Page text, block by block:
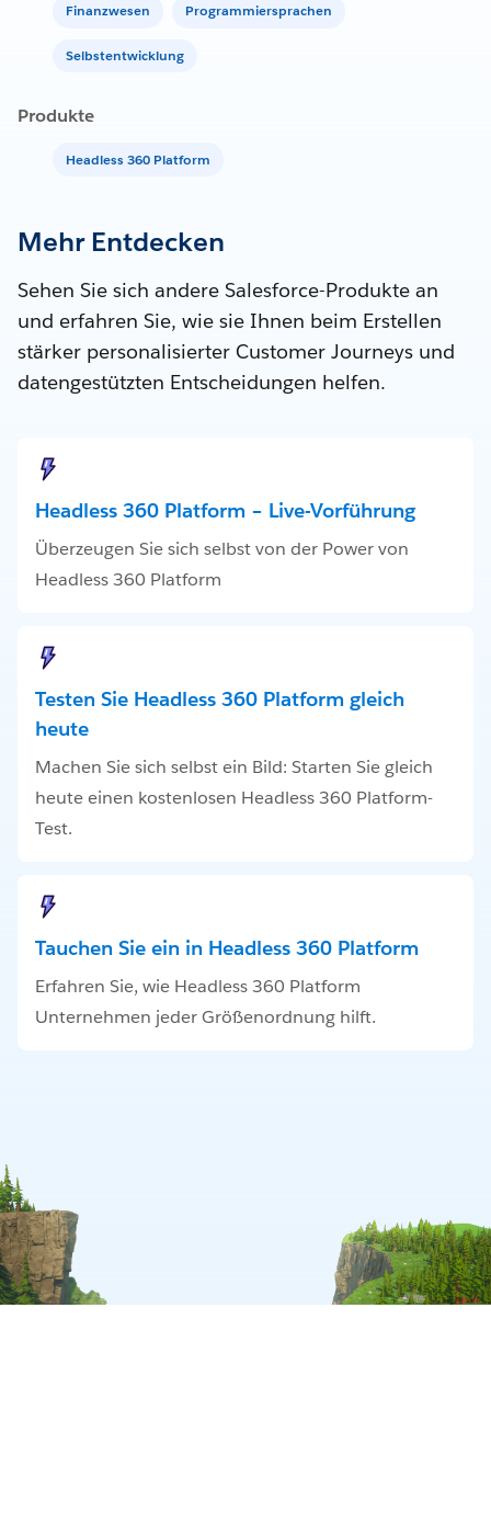
Finanzwesen Programmiersprachen
Selbstentwicklung
Produkte
Headless 360 Platform
Mehr Entdecken
Sehen Sie sich andere Salesforce-Produkte an
und erfahren Sie, wie sie Ihnen beim Erstellen
stärker personalisierter Customer Journeys und
datengestützten Entscheidungen helfen.
Headless 360 Platform – Live-Vorführung
Überzeugen Sie sich selbst von der Power von
Headless 360 Platform
Testen Sie Headless 360 Platform gleich
heute
Machen Sie sich selbst ein Bild: Starten Sie gleich
heute einen kostenlosen Headless 360 Platform-
Test.
Tauchen Sie ein in Headless 360 Platform
Erfahren Sie, wie Headless 360 Platform
Unternehmen jeder Größenordnung hilft.